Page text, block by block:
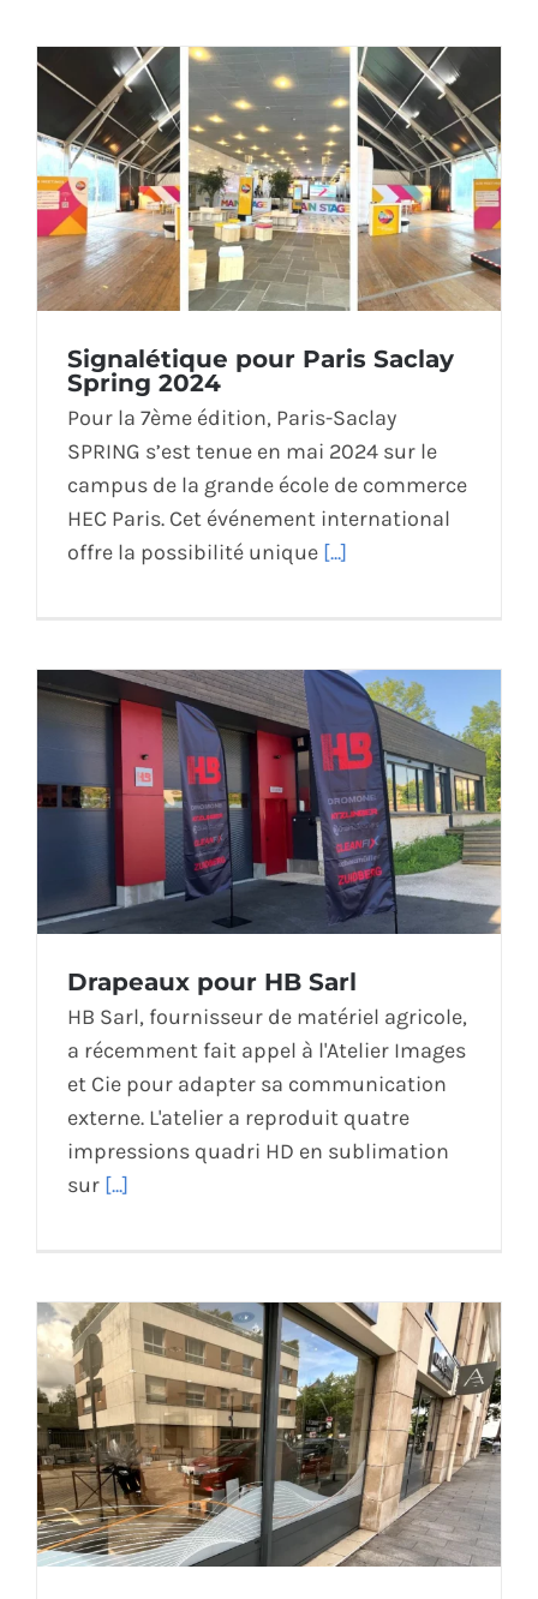
Signalétique pour Paris Saclay
Spring 2024
Pour la 7ème édition, Paris-Saclay
SPRING s’est tenue en mai 2024 sur le
campus de la grande école de commerce
HEC Paris. Cet événement international
offre la possibilité unique [...]
Drapeaux pour HB Sarl
HB Sarl, fournisseur de matériel agricole,
a récemment fait appel à l'Atelier Images
et Cie pour adapter sa communication
externe. L'atelier a reproduit quatre
impressions quadri HD en sublimation
sur [...]